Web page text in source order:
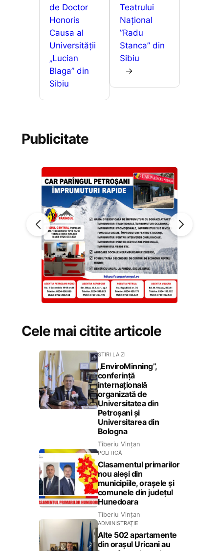
de Doctor
Honoris
Causa al
Universității
„Lucian
Blaga” din
Sibiu
Teatrului
Național
”Radu
Stanca” din
Sibiu
→
Publicitate
Cele mai citite articole
STIRI LA ZI
„EnviroMinning”,
conferință
internațională
organizată de
Universitatea din
Petroșani și
Universitarea din
Bologna
Tiberiu Vințan
POLITICĂ
Clasamentul primarilor
nou aleși din
municipiile, orașele și
comunele din județul
Hunedoara
Tiberiu Vințan
ADMINISTRAȚIE
Alte 502 apartamente
din orașul Uricani au